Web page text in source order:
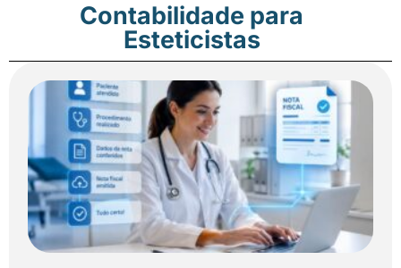
Contabilidade para
Esteticistas